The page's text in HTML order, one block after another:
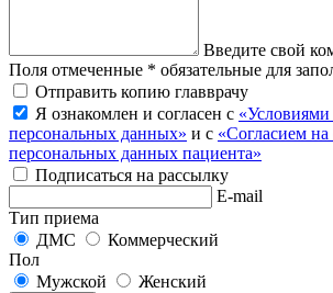
Введите свой
Поля отмеченные * обязательные для
Отправить копию главврачу
Я ознакомлен и согласен с «Условиями
персональных данных» и с «Согласием на
персональных данных пациента»
Подписаться на рассылку
E-mail
Тип приема
ДМС
Коммерческий
Пол
Мужской
Женский